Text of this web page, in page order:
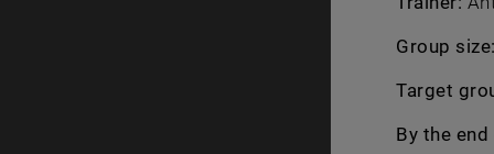
Group size:
Target
By the